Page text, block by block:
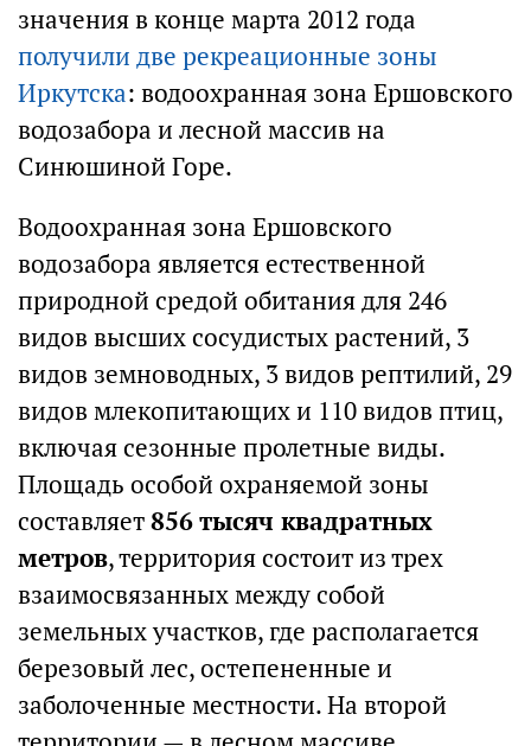
значения в конце марта 2012 года
получили две рекреационные зоны
Иркутска: водоохранная зона Ершовского
водозабора и лесной массив на
Синюшиной Горе.
Водоохранная зона Ершовского
водозабора является естественной
природной средой обитания для 246
видов высших сосудистых растений, 3
видов земноводных, 3 видов рептилий, 29
видов млекопитающих и 110 видов птиц,
включая сезонные пролетные виды.
Площадь особой охраняемой зоны
составляет856 тысяч квадратных
метров, территория состоит из трех
взаимосвязанных между собой
земельных участков, где располагается
березовый лес, остепененные и
заболоченные местности. На второй